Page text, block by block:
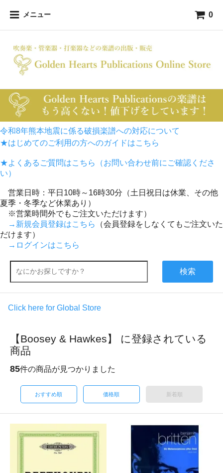
メニュー 0
令和8年熊本地震に係る破損楽譜への対応について
★はじめてのご利用の方へのガイドはこちら
★よくあるご質問はこちら（お問い合わせ前にご確認くださ
い）
営業日時：平日10時～16時30分（土日祝日は休業、その他
夏季・冬季など休業あり）
※営業時間外でもご注文いただけます）
→新規会員登録はこちら
（会員登録をしなくてもご注文いた
だけます）
→ログインはこちら
検索
Click here for Global Store
【Boosey & Hawkes】 に登録されている
商品
85件の商品が見つかりました
おすすめ順 価格順 新着順